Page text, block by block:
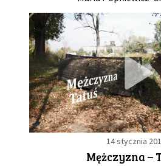
14 stycznia
Mężczyzna –